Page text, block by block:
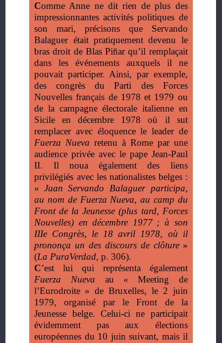
Comme Anne ne dit rien de plus des
impressionnantes activités politiques de
son mari, précisons que Servando
Balaguer était pratiquement devenu le
bras droit de Blas Piñar qu’il remplaçait
dans les événements auxquels il ne
pouvait participer. Ainsi, par exemple,
des congrès du Parti des Forces
Nouvelles français de 1978 et 1979 ou
de la campagne électorale italienne en
Sicile en décembre 1978 où il sut
remplacer avec éloquence le leader de
Fuerza Nueva retenu à Rome par une
audience privée avec le pape Jean-Paul
II. Il noua également des liens
privilégiés avec les nationalistes belges :
« Juan Servando Balaguer participa,
au nom de Fuerza Nueva, au camp du
Front de la Jeunesse (plus tard, Forces
Nouvelles) en décembre 1977 ; à son
IIIe Congrès, le 18 avril 1978, où il
prononça un des discours de clôture »
(La PuraVerdad, p. 306).
C’est lui qui représenta également
Fuerza Nueva au «
Meeting de
l’Eurodroite » de Bruxelles, le 2 juin
1979, organisé par le Front de la
Jeunesse belge. Celui-ci ne participait
évidemment pas aux élections
européennes du 10 juin suivant, mais il